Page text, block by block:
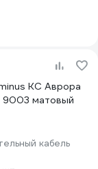
КС Аврора
матовый
кабель